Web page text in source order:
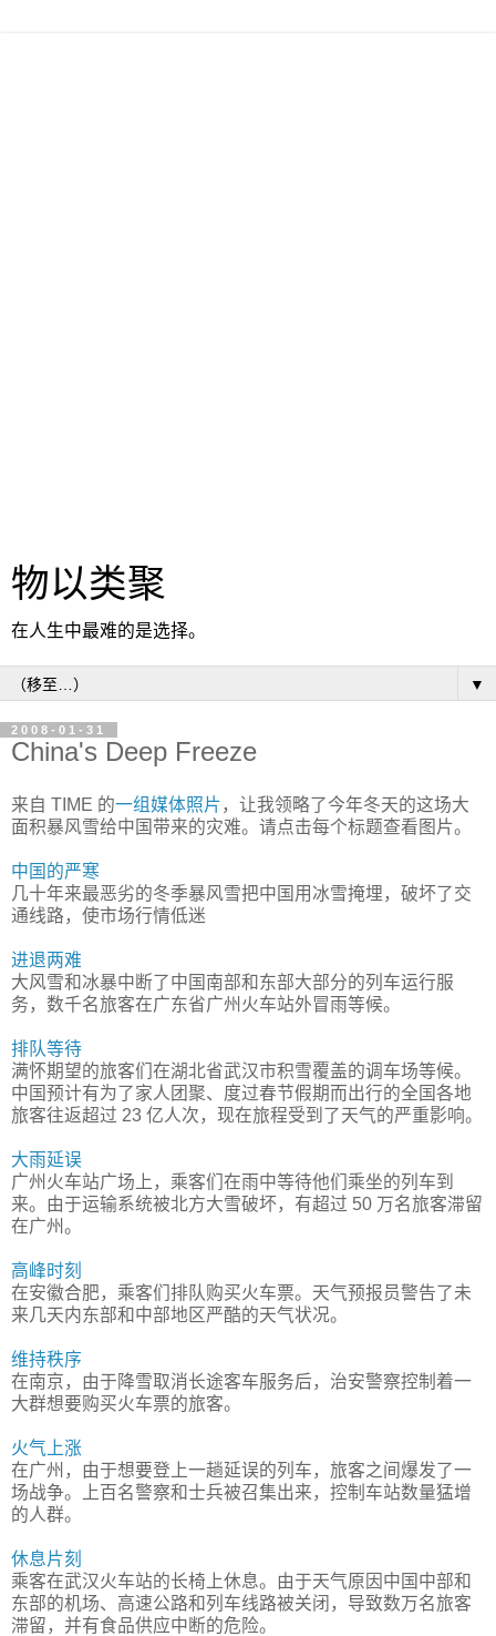
物以类聚
在人生中最难的是选择。
▼
2008-01-31
China's Deep Freeze
来自 TIME 的一组媒体照片，让我领略了今年冬天的这场大
面积暴风雪给中国带来的灾难。请点击每个标题查看图片。
中国的严寒
几十年来最恶劣的冬季暴风雪把中国用冰雪掩埋，破坏了交
通线路，使市场行情低迷
进退两难
大风雪和冰暴中断了中国南部和东部大部分的列车运行服
务，数千名旅客在广东省广州火车站外冒雨等候。
排队等待
满怀期望的旅客们在湖北省武汉市积雪覆盖的调车场等候。
中国预计有为了家人团聚、度过春节假期而出行的全国各地
旅客往返超过 23 亿人次，现在旅程受到了天气的严重影响。
大雨延误
广州火车站广场上，乘客们在雨中等待他们乘坐的列车到
来。由于运输系统被北方大雪破坏，有超过 50 万名旅客滞留
在广州。
高峰时刻
在安徽合肥，乘客们排队购买火车票。天气预报员警告了未
来几天内东部和中部地区严酷的天气状况。
维持秩序
在南京，由于降雪取消长途客车服务后，治安警察控制着一
大群想要购买火车票的旅客。
火气上涨
在广州，由于想要登上一趟延误的列车，旅客之间爆发了一
场战争。上百名警察和士兵被召集出来，控制车站数量猛增
的人群。
休息片刻
乘客在武汉火车站的长椅上休息。由于天气原因中国中部和
东部的机场、高速公路和列车线路被关闭，导致数万名旅客
滞留，并有食品供应中断的危险。